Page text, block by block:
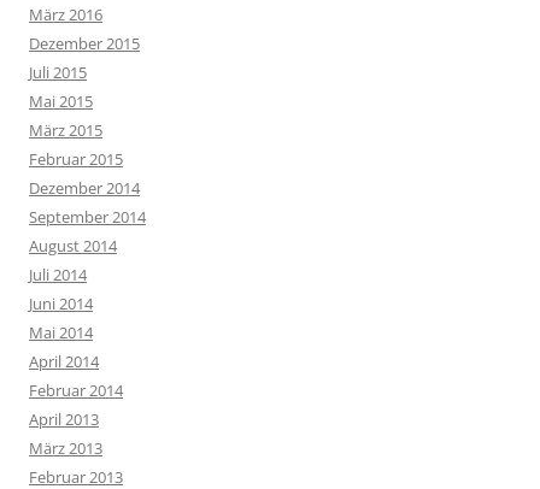
März 2016
Dezember 2015
Juli 2015
Mai 2015
März 2015
Februar 2015
Dezember 2014
September 2014
August 2014
Juli 2014
Juni 2014
Mai 2014
April 2014
Februar 2014
April 2013
März 2013
Februar 2013